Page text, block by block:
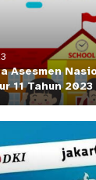
Asesmen
11 Tahun 2023